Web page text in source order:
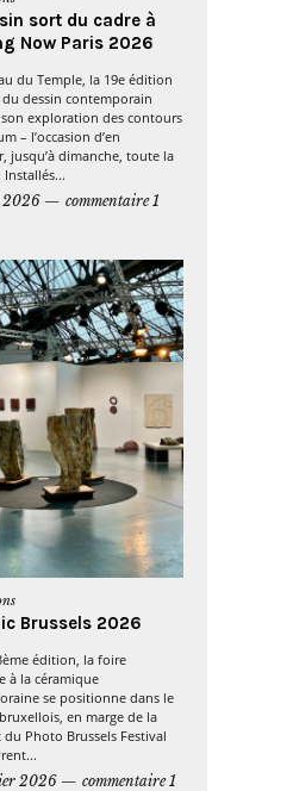
sort du cadre à
Now Paris 2026
du Temple, la 19e édition
dessin contemporain
exploration des contours
– l’occasion d’en
jusqu’à dimanche, toute la
2026
commentaire 1
Brussels 2026
édition, la foire
à la céramique
se positionne dans le
en marge de la
du Photo Brussels Festival
2026
commentaire 1